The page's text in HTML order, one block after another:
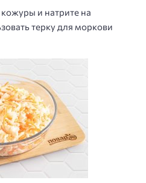
и натрите на
терку для моркови